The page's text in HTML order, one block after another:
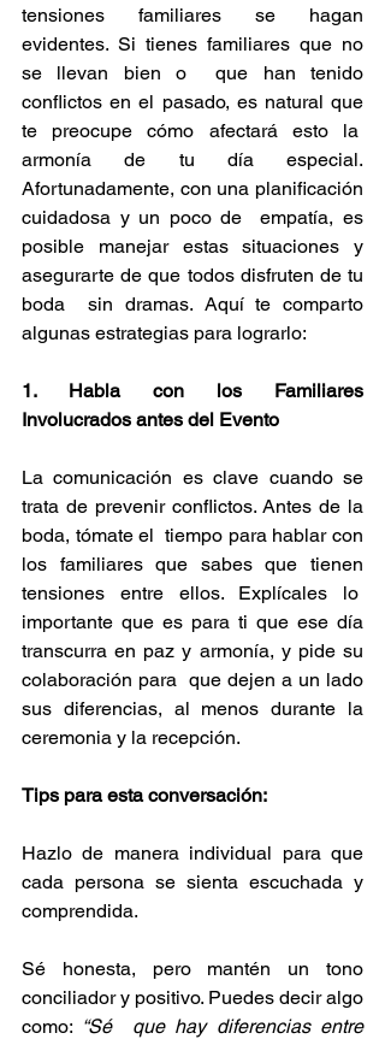
tensiones familiares se hagan
evidentes. Si tienes familiares que no
se llevan bien o  que han tenido
conflictos en el pasado, es natural que
te preocupe cómo afectará esto la
armonía de tu día especial.
Afortunadamente, con una planificación
cuidadosa y un poco de  empatía, es
posible manejar estas situaciones y
asegurarte de que todos disfruten de tu
boda  sin dramas. Aquí te comparto
algunas estrategias para lograrlo:
1. Habla con los Familiares
Involucrados antes del Evento
La comunicación es clave cuando se
trata de prevenir conflictos. Antes de la
boda, tómate el  tiempo para hablar con
los familiares que sabes que tienen
tensiones entre ellos. Explícales lo
importante que es para ti que ese día
transcurra en paz y armonía, y pide su
colaboración para  que dejen a un lado
sus diferencias, al menos durante la
ceremonia y la recepción.
Tips para esta conversación:
Hazlo de manera individual para que
cada persona se sienta escuchada y
comprendida.
Sé honesta, pero mantén un tono
conciliador y positivo. Puedes decir algo
como: “Sé  que hay diferencias entre